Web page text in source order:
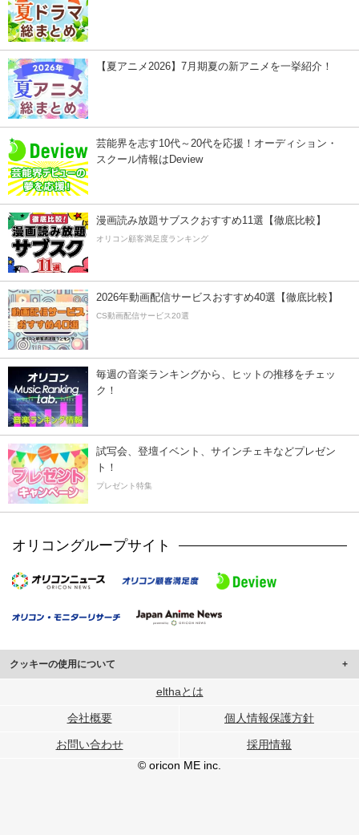
【夏アニメ2026】7月期夏の新アニメを一挙紹介！
芸能界を志す10代～20代を応援！オーディション・
スクール情報はDeview
漫画読み放題サブスクおすすめ11選【徹底比較】
オリコン顧客満足度ランキング
2026年動画配信サービスおすすめ40選【徹底比較】
CS動画配信サービス20選
毎週の音楽ランキングから、ヒットの推移をチェッ
ク！
試写会、登壇イベント、サインチェキなどプレゼン
ト！
プレゼント特集
オリコングループサイト
クッキーの使用について
このサイトでは Cookie を使用して、ユーザーに合わせたコンテンツや広告の
行っています。
メディアや広告配信、データ解析の各パートナーに提供しています。
各パートナーは、この情報とユーザーが各パートナーに提供した他の情報や、
ユーザーが各パートナーのサービスを使用したときに収集した他の情報を組み
elthaとは
会社概要 個人情報保護方針
お問い合わせ
採用情報
© oricon ME inc.